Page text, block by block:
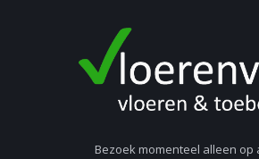
Bezoek momenteel alleen op